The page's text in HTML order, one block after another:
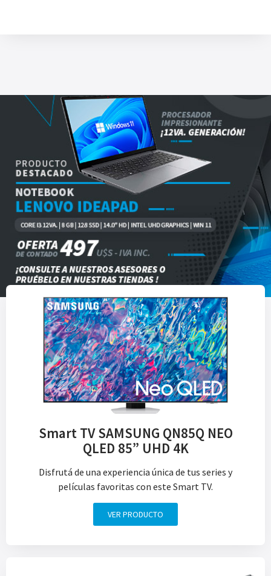
Smart TV SAMSUNG QN85Q NEO
QLED 85” UHD 4K
Disfrutá de una experiencia única de tus series y
películas favoritas con este Smart TV.
VER PRODUCTO